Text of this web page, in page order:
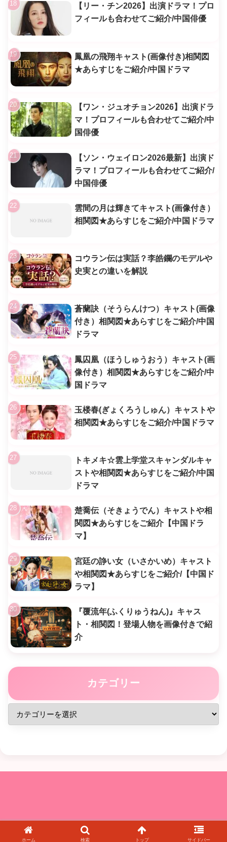
【リー・チン2026】出演ドラマ！プロ
フィールも合わせてご紹介/中国俳優
鳳凰の飛翔キャスト(画像付き)相関図
★あらすじをご紹介/中国ドラマ
【ワン・ジュオチョン2026】出演ドラ
マ！プロフィールも合わせてご紹介/中
国俳優
【ソン・ウェイロン2026最新】出演ド
ラマ！プロフィールも合わせてご紹介/
中国俳優
雲間の月は輝きてキャスト(画像付き）
相関図★あらすじをご紹介/中国ドラマ
コウラン伝は実話？李皓鑭のモデルや
史実との違いを解説
蒼蘭訣（そうらんけつ）キャスト(画像
付き）相関図★あらすじをご紹介/中国
ドラマ
鳳囚凰（ほうしゅうおう）キャスト(画
像付き）相関図★あらすじをご紹介/中
国ドラマ
玉楼春(ぎょくろうしゅん）キャストや
相関図★あらすじをご紹介/中国ドラマ
トキメキ☆雲上学堂スキャンダルキャ
ストや相関図★あらすじをご紹介/中国
ドラマ
楚喬伝（そきょうでん）キャストや相
関図★あらすじをご紹介【中国ドラ
マ】
宮廷の諍い女（いさかいめ）キャスト
や相関図★あらすじをご紹介/【中国ド
ラマ】
『覆流年(ふくりゅうねん)』キャス
ト・相関図！登場人物を画像付きで紹
介
カテゴリー
© 2021 中国ドラマまにあ.
ホーム 検索 トップ サイドバー